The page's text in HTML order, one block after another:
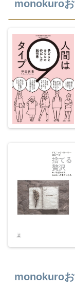
monokuro
monokuro